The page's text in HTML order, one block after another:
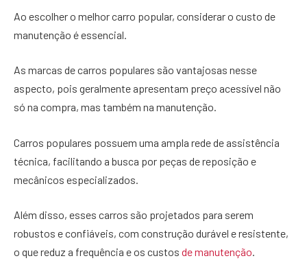
Ao escolher o melhor carro popular, considerar o custo de
manutenção é essencial.
As marcas de carros populares são vantajosas nesse
aspecto, pois geralmente apresentam preço acessível não
só na compra, mas também na manutenção.
Carros populares possuem uma ampla rede de assistência
técnica, facilitando a busca por peças de reposição e
mecânicos especializados.
Além disso, esses carros são projetados para serem
robustos e confiáveis, com construção durável e resistente,
o que reduz a frequência e os custos de manutenção.